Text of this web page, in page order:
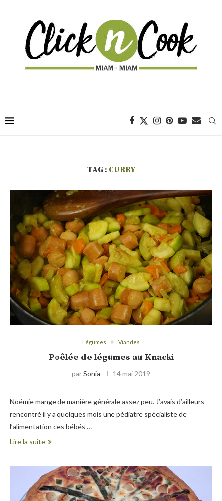
TAG : CURRY
Légumes Viandes
Poêlée de légumes au Knacki
parSonia 14 mai 2019
Noémie mange de manière générale assez peu. J’avais d’ailleurs
rencontré il y a quelques mois une pédiatre spécialiste de
l’alimentation des bébés …
Lire la suite